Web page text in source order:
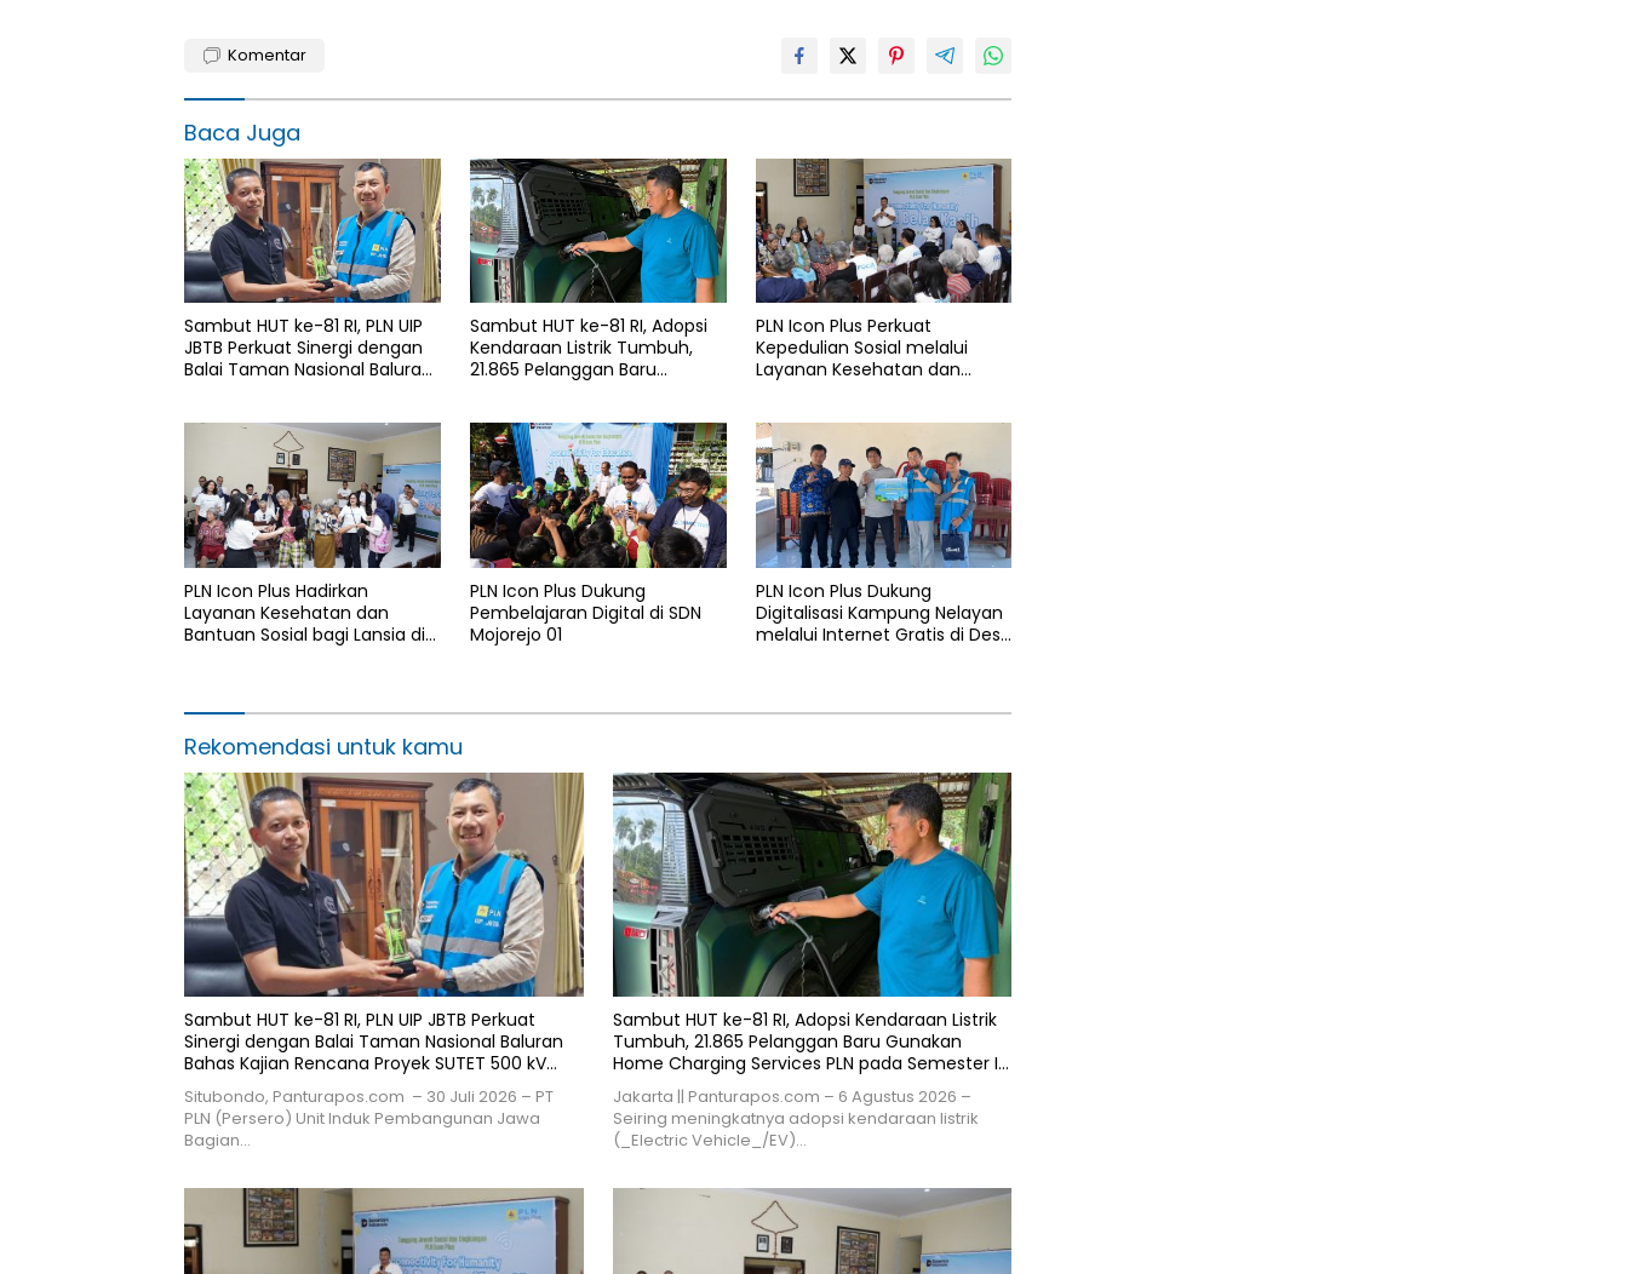
Komentar
Baca Juga
Sambut HUT ke-81 RI, PLN UIP
JBTB Perkuat Sinergi dengan
Balai Taman Nasional Baluran
Watudodol/Kalipuro
Sambut HUT ke-81 RI, Adopsi
Kendaraan Listrik Tumbuh,
21.865 Pelanggan Baru
2026
PLN Icon Plus Perkuat
Kepedulian Sosial melalui
Layanan Kesehatan dan
PLN Icon Plus Hadirkan
Layanan Kesehatan dan
Bantuan Sosial bagi Lansia di
PLN Icon Plus Dukung
Pembelajaran Digital di SDN
Mojorejo 01
PLN Icon Plus Dukung
Digitalisasi Kampung Nelayan
melalui Internet Gratis di Desa
Rekomendasi untuk kamu
Sambut HUT ke-81 RI, PLN UIP JBTB Perkuat
Sinergi dengan Balai Taman Nasional Baluran
Bahas Kajian Rencana Proyek SUTET 500 kV
Situbondo, Panturapos.com – 30 Juli 2026 – PT
PLN (Persero) Unit Induk Pembangunan Jawa
Bagian…
Sambut HUT ke-81 RI, Adopsi Kendaraan Listrik
Tumbuh, 21.865 Pelanggan Baru Gunakan
Home Charging Services PLN pada Semester I
Jakarta || Panturapos.com – 6 Agustus 2026 –
Seiring meningkatnya adopsi kendaraan listrik
(_Electric Vehicle_/EV)…